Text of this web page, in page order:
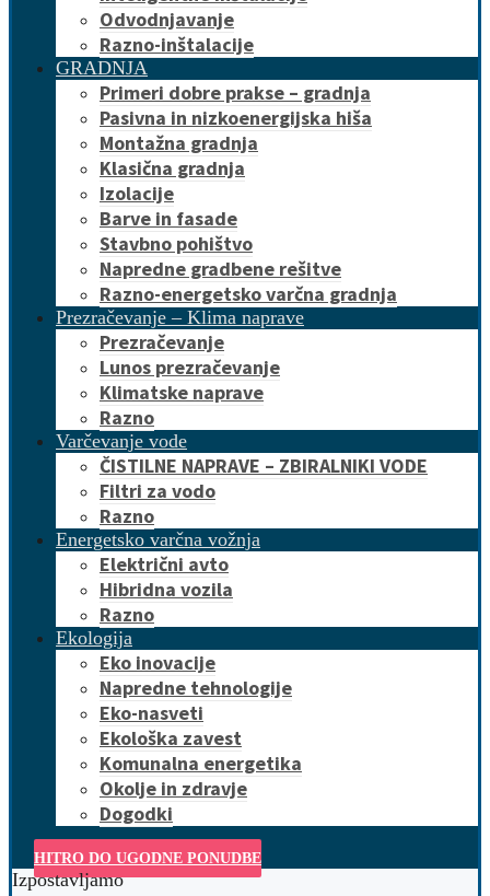
Odvodnjavanje
Razno-inštalacije
GRADNJA
Primeri dobre prakse – gradnja
Pasivna in nizkoenergijska hiša
Montažna gradnja
Klasična gradnja
Izolacije
Barve in fasade
Stavbno pohištvo
Napredne gradbene rešitve
Razno-energetsko varčna gradnja
Prezračevanje – Klima naprave
Prezračevanje
Lunos prezračevanje
Klimatske naprave
Razno
Varčevanje vode
ČISTILNE NAPRAVE – ZBIRALNIKI VODE
Filtri za vodo
Razno
Energetsko varčna vožnja
Električni avto
Hibridna vozila
Razno
Ekologija
Eko inovacije
Napredne tehnologije
Eko-nasveti
Ekološka zavest
Komunalna energetika
Okolje in zdravje
Dogodki
HITRO DO UGODNE PONUDBE
Izpostavljamo